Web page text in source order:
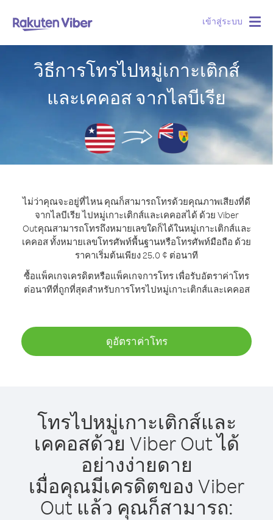
เข้าสู่ระบบ
วิธีการโทรไปหมู่เกาะเติกส์
และเคคอส จากไลบีเรีย
ไม่ว่าคุณจะอยู่ที่ไหน คุณก็สามารถโทรด้วยคุณภาพเสียงที่ดี
จากไลบีเรีย ไปหมู่เกาะเติกส์และเคคอสได้ ด้วย Viber
Outคุณสามารถโทรถึงหมายเลขใดก็ได้ในหมู่เกาะเติกส์และ
เคคอส ทั้งหมายเลขโทรศัพท์พื้นฐานหรือโทรศัพท์มือถือ ด้วย
ราคาเริ่มต้นเพียง 25.0 ¢ ต่อนาที
ซื้อแพ็คเกจเครดิตหรือแพ็คเกจการโทร เพื่อรับอัตราค่าโทร
ต่อนาทีที่ถูกที่สุดสำหรับการโทรไปหมู่เกาะเติกส์และเคคอส
ดูอัตราค่าโทร
โทรไปหมู่เกาะเติกส์และ
เคคอสด้วย Viber Out ได้
อย่างง่ายดาย
เมื่อคุณมีเครดิตของ Viber
Out แล้ว คุณก็สามารถ: